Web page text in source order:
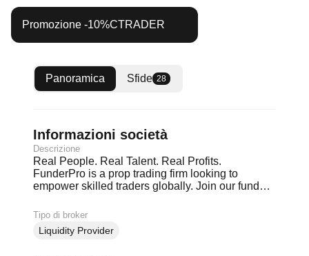
Promozione -10%CTRADER
Panoramica Sfide 28
Informazioni società
Descrizione
Real People. Real Talent. Real Profits.
FunderPro is a prop trading firm looking to
empower skilled traders globally. Join our funded
FunderPro's mission can be achieved only if we
turn words into action. FAIR RULES: No trailing
drawdowns, No time limits, Rewards paid fast
Tipo di broker
Liquidity Provider